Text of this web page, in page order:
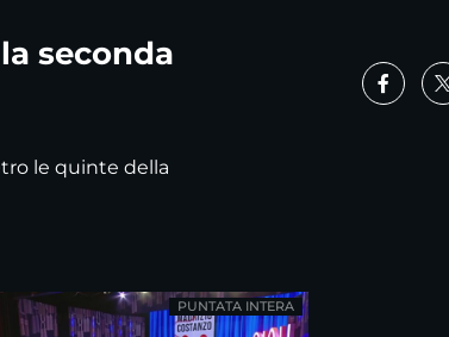
seconda
le quinte della
PUNTATA INTERA